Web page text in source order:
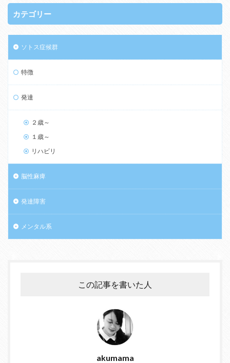
カテゴリー
ソトス症候群
特徴
発達
２歳～
１歳～
リハビリ
脳性麻痺
発達障害
メンタル系
この記事を書いた人
akumama